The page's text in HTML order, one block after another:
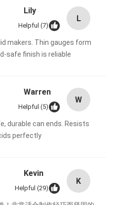
L
Lily
Helpful (7)
makers. Thin gauges form
safe finish is reliable.
W
Warren
Helpful (5)
durable can ends. Resists
perfectly : )
K
Kevin
Helpful (29)